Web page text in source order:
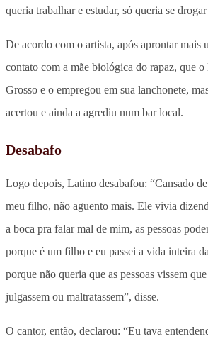
queria trabalhar e estudar, só queria se
De acordo com o artista, após aprontar mais
contato com a mãe biológica do rapaz, que
Grosso e o empregou em sua lanchonete,
acertou e ainda a agrediu num bar local.
Desabafo
Logo depois, Latino desabafou: “Cansado
meu filho, não aguento mais. Ele vivia
a boca pra falar mal de mim, as pessoas
porque é um filho e eu passei a vida inteira
porque não queria que as pessoas vissem
julgassem ou maltratassem”, disse.
O cantor, então, declarou: “Eu tava